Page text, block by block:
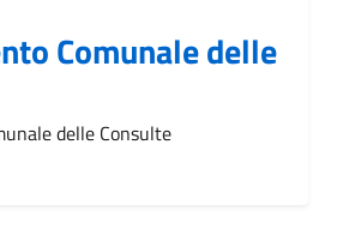
Comunale delle
delle Consulte